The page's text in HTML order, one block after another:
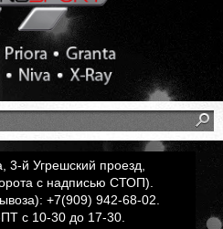
3-й Угрешский проезд,
с надписью СТОП).
+7(909) 942-68-02.
с 10-30 до 17-30.